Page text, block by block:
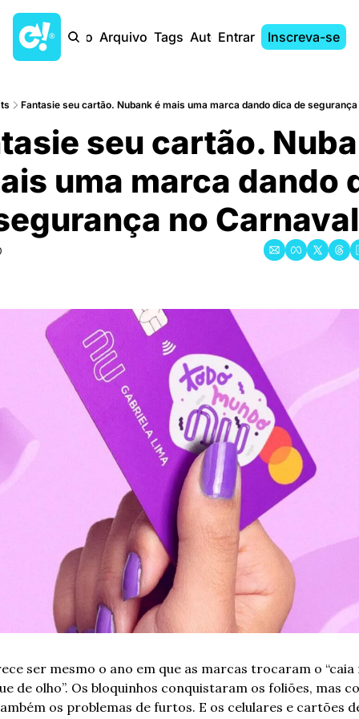
Início Arquivo Tags AutoresEntrar Inscreva-se
Fantasie seu cartão. Nubank é mais uma marca dando dica de
seu cartão.
uma marca dando
no Carnaval
ser mesmo o ano em que as marcas trocaram o “caia
de olho”. Os bloquinhos conquistaram os foliões, mas
os problemas de furtos. E os celulares e cartões